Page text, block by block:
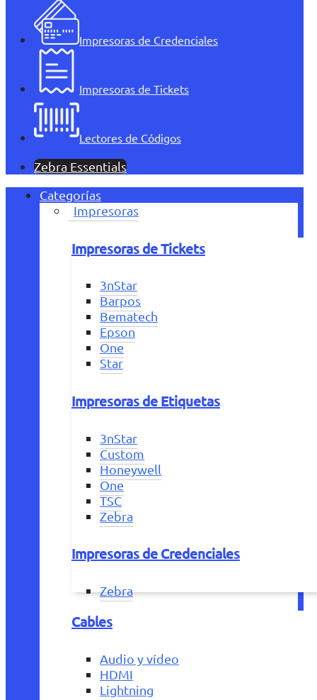
Impresoras de Credenciales
Impresoras de Tickets
Lectores de Códigos
Zebra Essentials
Categorías
Impresoras
Impresoras de Tickets
3nStar
Barpos
Bematech
Epson
One
Star
Impresoras de Etiquetas
3nStar
Custom
Honeywell
One
TSC
Zebra
Impresoras de Credenciales
Zebra
Cables
Audio y vídeo
HDMI
Lightning